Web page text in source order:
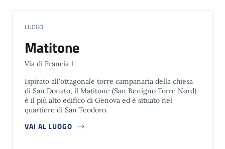
LUOGO
Matitone
Via di Francia 1
Ispirato all'ottagonale torre campanaria della chiesa
di San Donato, il Matitone (San Benigno Torre Nord)
è il più alto edifico di Genova ed è situato nel
quartiere di San Teodoro.
VAI AL LUOGO